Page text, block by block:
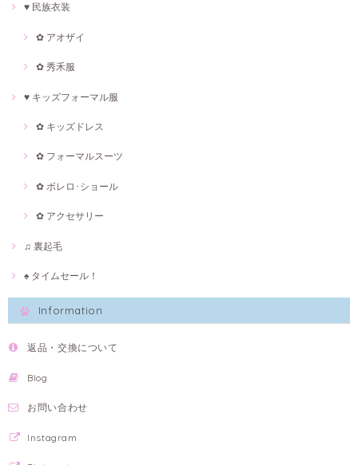
♥ 民族衣装
✿ アオザイ
✿ 秀禾服
♥ キッズフォーマル服
✿ キッズドレス
✿ フォーマルスーツ
✿ ボレロ･ショール
✿ アクセサリー
♫ 裏起毛
♠ タイムセール！
Information
返品・交換について
Blog
お問い合わせ
Instagram